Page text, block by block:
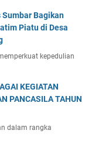
Bagikan
Piatu di Desa
kepedulian
KEGIATAN
PANCASILA TAHUN
dalam rangka